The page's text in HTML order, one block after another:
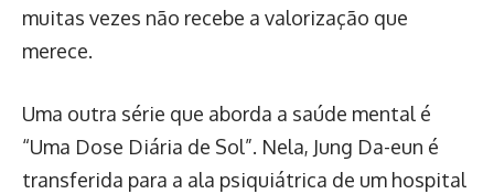
muitas vezes não recebe a valorização que
merece.
Uma outra série que aborda a saúde mental é
“Uma Dose Diária de Sol”. Nela, Jung Da-eun é
transferida para a ala psiquiátrica de um hospital